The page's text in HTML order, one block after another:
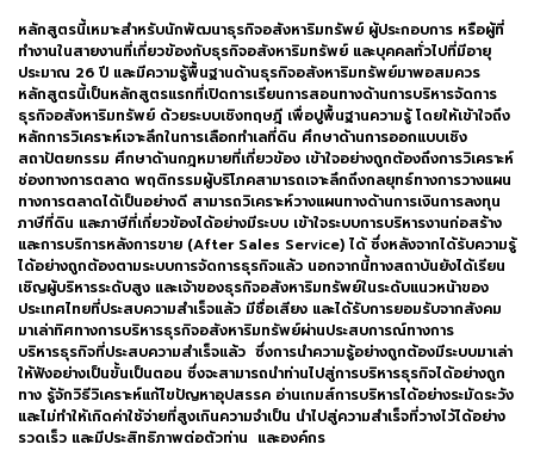
หลักสูตรนี้เหมาะสำหรับนักพัฒนาธุรกิจอสังหาริมทรัพย์ ผู้ประกอบการ หรือผู้ที่
ทำงานในสายงานที่เกี่ยวข้องกับธุรกิจอสังหาริมทรัพย์ และบุคคลทั่วไปที่มีอายุ
ประมาณ 26 ปี และมีความรู้พื้นฐานด้านธุรกิจอสังหาริมทรัพย์มาพอสมควร
หลักสูตรนี้เป็นหลักสูตรแรกที่เปิดการเรียนการสอนทางด้านการบริหารจัดการ
ธุรกิจอสังหาริมทรัพย์ ด้วยระบบเชิงทฤษฎี เพื่อปูพื้นฐานความรู้ โดยให้เข้าใจถึง
หลักการวิเคราะห์เจาะลึกในการเลือกทำเลที่ดิน ศึกษาด้านการออกแบบเชิง
สถาปัตยกรรม ศึกษาด้านกฎหมายที่เกี่ยวข้อง เข้าใจอย่างถูกต้องถึงการวิเคราะห์
ช่องทางการตลาด พฤติกรรมผู้บริโภคสามารถเจาะลึกถึงกลยุทธ์ทางการวางแผน
ทางการตลาดได้เป็นอย่างดี สามารถวิเคราะห์วางแผนทางด้านการเงินการลงทุน
ภาษีที่ดิน และภาษีที่เกี่ยวข้องได้อย่างมีระบบ เข้าใจระบบการบริหารงานก่อสร้าง
และการบริการหลังการขาย (After Sales Service) ได้ ซึ่งหลังจากได้รับความรู้
ได้อย่างถูกต้องตามระบบการจัดการธุรกิจแล้ว นอกจากนี้ทางสถาบันยังได้เรียน
เชิญผู้บริหารระดับสูง และเจ้าของธุรกิจอสังหาริมทรัพย์ในระดับแนวหน้าของ
ประเทศไทยที่ประสบความสำเร็จแล้ว มีชื่อเสียง และได้รับการยอมรับจากสังคม
มาเล่าทิศทางการบริหารธุรกิจอสังหาริมทรัพย์ผ่านประสบการณ์ทางการ
บริหารธุรกิจที่ประสบความสำเร็จแล้ว ซึ่งการนำความรู้อย่างถูกต้องมีระบบมาเล่า
ให้ฟังอย่างเป็นขั้นเป็นตอน ซึ่งจะสามารถนำท่านไปสู่การบริหารธุรกิจได้อย่างถูก
ทาง รู้จักวิธีวิเคราะห์แก้ไขปัญหาอุปสรรค อ่านเกมส์การบริหารได้อย่างระมัดระวัง
และไม่ทำให้เกิดค่าใช้จ่ายที่สูงเกินความจำเป็น นำไปสู่ความสำเร็จที่วางไว้ได้อย่าง
รวดเร็ว และมีประสิทธิภาพต่อตัวท่าน และองค์กร